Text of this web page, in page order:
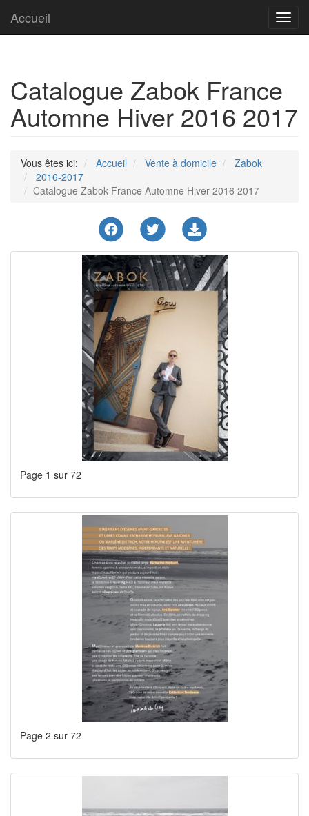
Accueil
Catalogue Zabok France
Automne Hiver 2016 2017
Vous êtes ici: Accueil Vente à domicile
Zabok
2016-2017
Catalogue Zabok France Automne Hiver 2016 2017
Page 1 sur 72
Page 2 sur 72